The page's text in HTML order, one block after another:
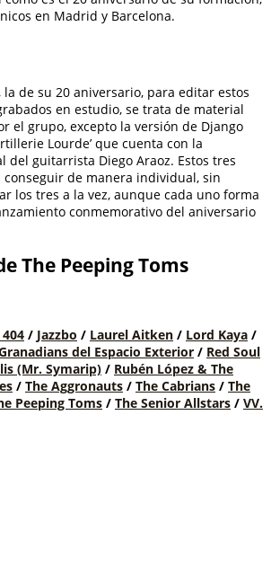
en Madrid y Barcelona.
la de su 20 aniversario, para editar estos
en estudio, se trata de material
el grupo, excepto la versión de Django
Lourde’ que cuenta con la
del guitarrista Diego Araoz. Estos tres
conseguir de manera individual, sin
los tres a la vez, aunque cada uno forma
conmemorativo del aniversario
The Peeping Toms
/ Jazzbo / Laurel Aitken / Lord Kaya /
del Espacio Exterior / Red Soul
(Mr. Symarip) / Rubén López & The
/ The Aggronauts / The Cabrians / The
Peeping Toms / The Senior Allstars / VV.